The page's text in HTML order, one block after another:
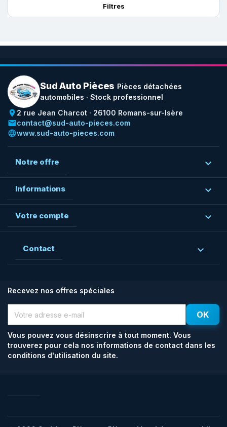
Filtres
Sud Auto Pièces Pièces détachées
automobiles · Stock professionnel
place 2 rue Jean Charcot · 26100 Romans-sur-Isère
emailcontact@sud-auto-pieces.com
languagewww.sud-auto-pieces.com
Notre offre 
Informations 
Votre compte 
Contact 
Recevez nos offres spéciales
Vous pouvez vous désinscrire à tout moment. Vous
trouverez pour cela nos informations de contact dans les
conditions d'utilisation du site.